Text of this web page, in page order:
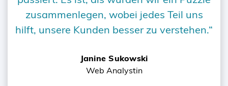
zusammenlegen, wobei jedes Teil uns
hilft, unsere Kunden besser zu verstehen.“
Janine Sukowski
Web Analystin